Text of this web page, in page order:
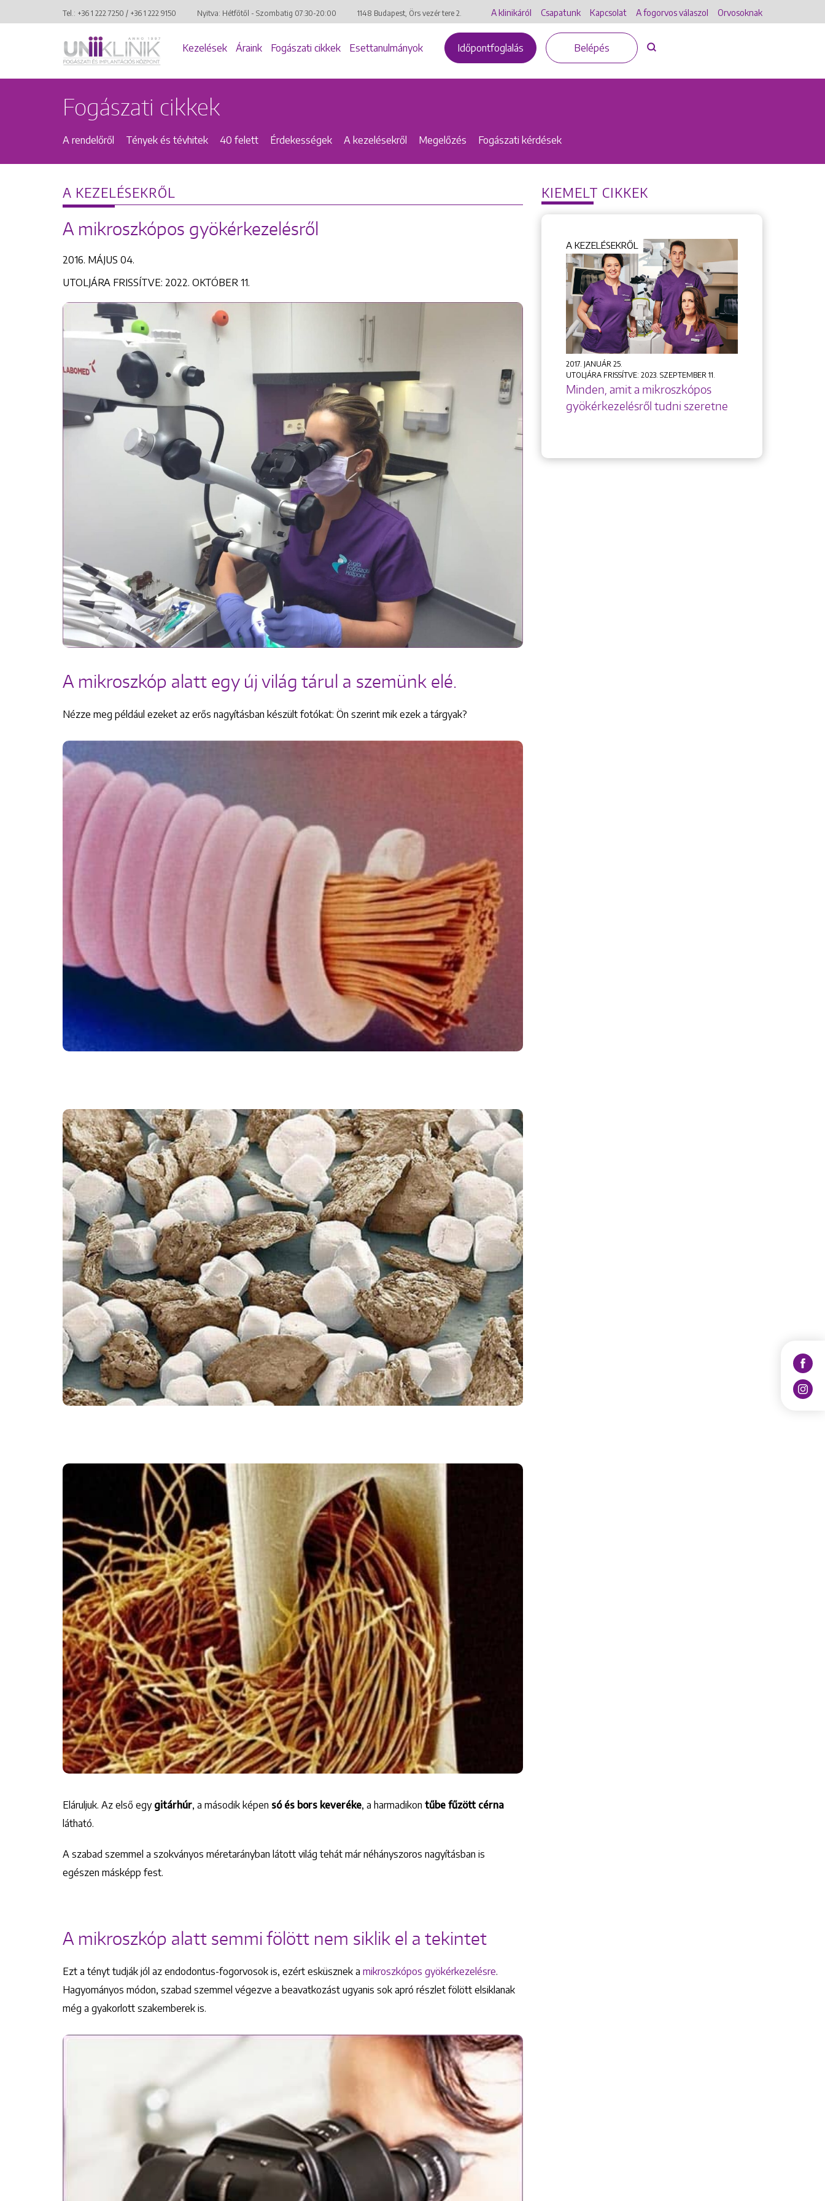
Tel.: +36 1 222 7250 / +36 1 222 9150 Nyitva: Hétfőtől - Szombatig 07:30-20:00 1148 Budapest, Örs vezér tere 2. A klinikáról Csapatunk Kapcsolat A fogorvos válaszol Orvosoknak
Kezelések Áraink Fogászati cikkek Esettanulmányok Időpontfoglalás Belépés
Fogászati cikkek
A rendelőről Tények és tévhitek 40 felett Érdekességek A kezelésekről Megelőzés Fogászati kérdések
A KEZELÉSEKRŐL
A mikroszkópos gyökérkezelésről
2016. MÁJUS 04.
UTOLJÁRA FRISSÍTVE: 2022. OKTÓBER 11.
A mikroszkóp alatt egy új világ tárul a szemünk elé.
Nézze meg például ezeket az erős nagyításban készült fotókat: Ön szerint mik ezek a tárgyak?
Eláruljuk. Az első egy gitárhúr, a második képen só és bors keveréke, a harmadikon tűbe fűzött cérna
látható.
A szabad szemmel a szokványos méretarányban látott világ tehát már néhányszoros nagyításban is
egészen másképp fest.
A mikroszkóp alatt semmi fölött nem siklik el a tekintet
Ezt a tényt tudják jól az endodontus-fogorvosok is, ezért esküsznek a mikroszkópos gyökérkezelésre.
Hagyományos módon, szabad szemmel végezve a beavatkozást ugyanis sok apró részlet fölött elsiklanak
még a gyakorlott szakemberek is.
KIEMELT CIKKEK
A KEZELÉSEKRŐL
2017. JANUÁR 25.
UTOLJÁRA FRISSÍTVE: 2023. SZEPTEMBER 11.
Minden, amit a mikroszkópos
gyökérkezelésről tudni szeretne